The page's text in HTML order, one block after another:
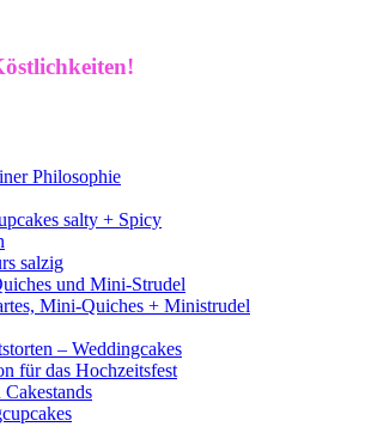
Philosophie
salty + Spicy
salzig
und Mini-Strudel
Mini-Quiches + Ministrudel
– Weddingcakes
für das Hochzeitsfest
Cakestands